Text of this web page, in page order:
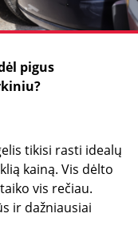
pigus
tikisi rasti idealų
kainą. Vis dėlto
vis rečiau.
ir dažniausiai